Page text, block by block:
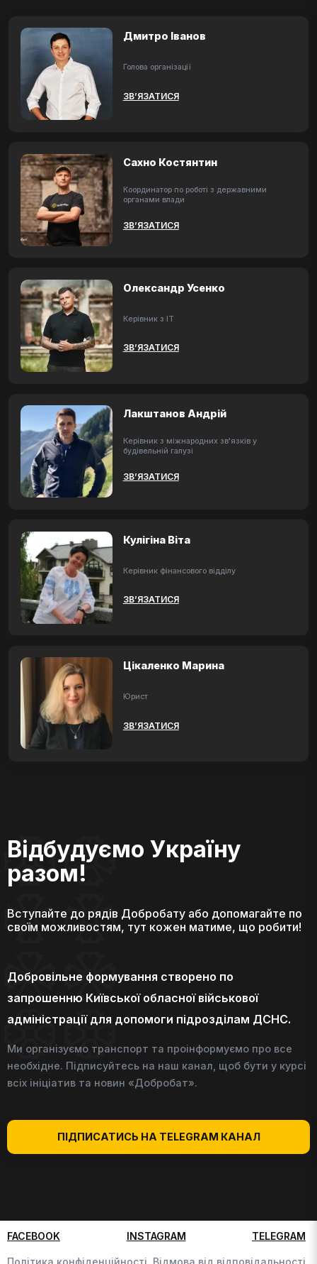
Дмитро Іванов
Голова організації
ЗВ’ЯЗАТИСЯ
Сахно Костянтин
Координатор по роботі з державними
органами влади
ЗВ’ЯЗАТИСЯ
Олександр Усенко
Керівник з ІТ
ЗВ’ЯЗАТИСЯ
Лакштанов Андрій
Керівник з міжнародних зв'язків у
будівельній галузі
ЗВ’ЯЗАТИСЯ
Кулігіна Віта
Керівник фінансового відділу
ЗВ’ЯЗАТИСЯ
Цікаленко Марина
Юрист
ЗВ’ЯЗАТИСЯ
Відбудуємо Україну
разом!
Вступайте до рядів Добробату або допомагайте по
своїм можливостям, тут кожен матиме, що робити!
Добровільне формування створено по
запрошенню Київської обласної військової
адміністрації для допомоги підрозділам ДСНС.
Ми організуємо транспорт та проінформуємо про все
необхідне. Підписуйтесь на наш канал, щоб бути у курсі
всіх ініціатив та новин «Добробат».
ПІДПИСАТИСЬ НА TELEGRAM КАНАЛ
FACEBOOK INSTAGRAM TELEGRAM
Політика конфіденційності, Відмова від відповідальності